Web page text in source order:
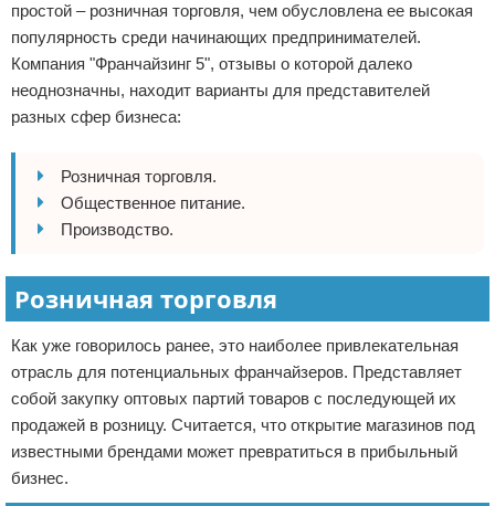
простой – розничная торговля, чем обусловлена ее высокая
популярность среди начинающих предпринимателей.
Компания "Франчайзинг 5", отзывы о которой далеко
неоднозначны, находит варианты для представителей
разных сфер бизнеса:
Розничная торговля.
Общественное питание.
Производство.
Розничная торговля
Как уже говорилось ранее, это наиболее привлекательная
отрасль для потенциальных франчайзеров. Представляет
собой закупку оптовых партий товаров с последующей их
продажей в розницу. Считается, что открытие магазинов под
известными брендами может превратиться в прибыльный
бизнес.